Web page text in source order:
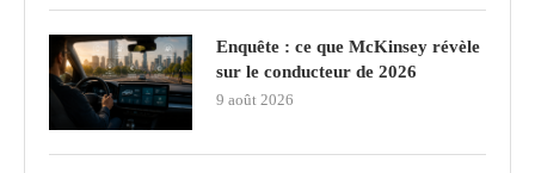
Enquête : ce que McKinsey révèle
sur le conducteur de 2026
9 août 2026